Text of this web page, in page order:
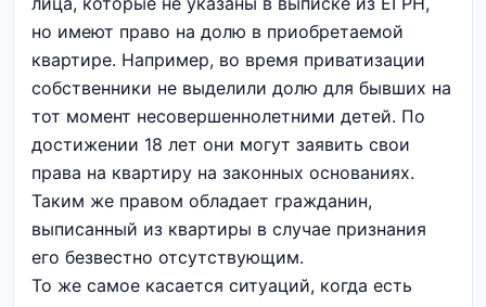
но имеют право на долю в приобретаемой
квартире. Например, во время приватизации
собственники не выделили долю для бывших на
тот момент несовершеннолетними детей. По
достижении 18 лет они могут заявить свои
права на квартиру на законных основаниях.
Таким же правом обладает гражданин,
выписанный из квартиры в случае признания
его безвестно отсутствующим.
То же самое касается ситуаций, когда есть